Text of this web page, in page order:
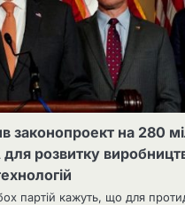
законопроект на 280
розвитку
партій кажуть, що для